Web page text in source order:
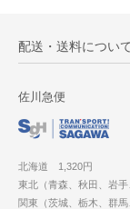
配送・送料について
佐川急便
北海道 1,320円
東北（青森、秋田、岩
関東（茨城、栃木、群